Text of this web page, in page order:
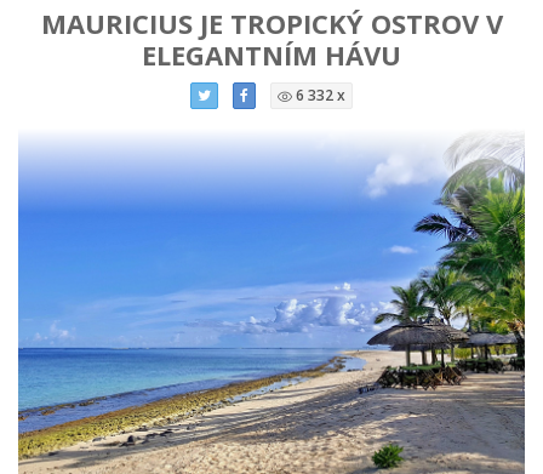
MAURICIUS JE TROPICKÝ OSTROV V
ELEGANTNÍM HÁVU
6 332 x